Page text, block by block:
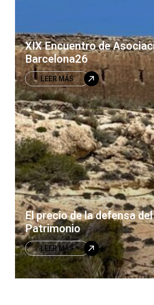
XIX Encuentro de
Barcelona26
LEER MÁS
El precio de la defensa del
Patrimonio
LEER MÁS